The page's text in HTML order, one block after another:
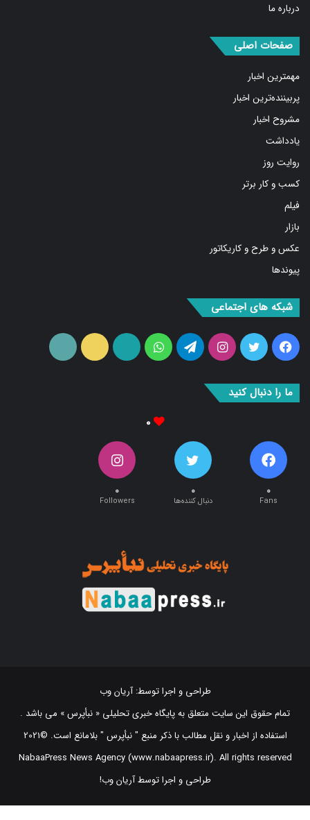
درباره ما
صفحات اصلی
مهمترین اخبار
پربیننده‌ترین اخبار
مشروح اخبار
یادداشت
روایت روز
کسب و کار برتر
فیلم
بازار
عکس و طرح و کاریکاتور
پیوندها
شبکه های اجتماعی
فیس
توییتر اینستاگرامتلگرام واتس
آپارات ایتا
ما را دنبال کنید
۰
۰
Fans
۰
دنبال کننده‌ها
۰
Followers
طراحی و اجرا توسط:آریان وب
تمام حقوق این سایت متعلق به پایگاه خبری تحلیلی « نبأپرس » می باشد .
استفاده از اخبار و نقل مطالب با ذکر منبع "‌ نبأپرس " بلامانع است. ©2021
NabaaPress News Agency (www.nabaapress.ir). All rights reserved
طراحی و اجرا توسط آریان وب!